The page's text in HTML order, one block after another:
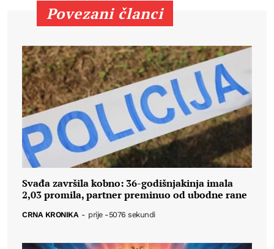
Povezani članci
Svađa završila kobno: 36-godišnjakinja imala
2,03 promila, partner preminuo od ubodne rane
CRNA KRONIKA - prije -5076 sekundi